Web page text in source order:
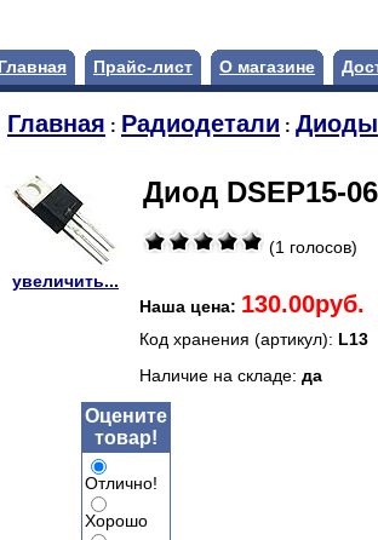
Главная Прайс-лист О магазине
Главная : Радиодетали : Диоды
увеличить...
Диод DSEP15-
(1 голосов)
Наша цена: 130.00руб.
Код хранения (артикул): L13
Наличие на складе: да
Оцените
товар!
Отлично!
Хорошо